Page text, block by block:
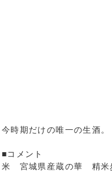
今時期だけの唯一の生酒。
■コメント
米 宮城県産蔵の華 精